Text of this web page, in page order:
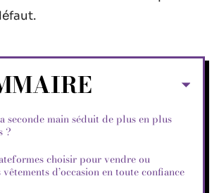
seconde main séduit de plus en plus
?
choisir pour vendre ou
vêtements d’occasion en toute confiance